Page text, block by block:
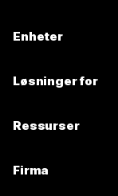
Enheter
Løsninger for
Ressurser
Firma